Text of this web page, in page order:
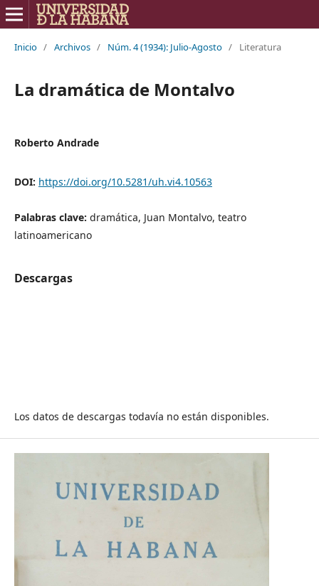
Inicio / Archivos / Núm. 4 (1934): Julio-Agosto / Literatura
La dramática de Montalvo
Roberto Andrade
DOI: https://doi.org/10.5281/uh.vi4.10563
Palabras clave: dramática, Juan Montalvo, teatro
latinoamericano
Descargas
Los datos de descargas todavía no están disponibles.